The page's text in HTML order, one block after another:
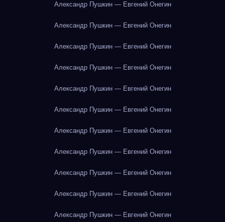
Александр Пушкин — Евгений Онегин
Александр Пушкин — Евгений Онегин
Александр Пушкин — Евгений Онегин
Александр Пушкин — Евгений Онегин
Александр Пушкин — Евгений Онегин
Александр Пушкин — Евгений Онегин
Александр Пушкин — Евгений Онегин
Александр Пушкин — Евгений Онегин
Александр Пушкин — Евгений Онегин
Александр Пушкин — Евгений Онегин
Александр Пушкин — Евгений Онегин